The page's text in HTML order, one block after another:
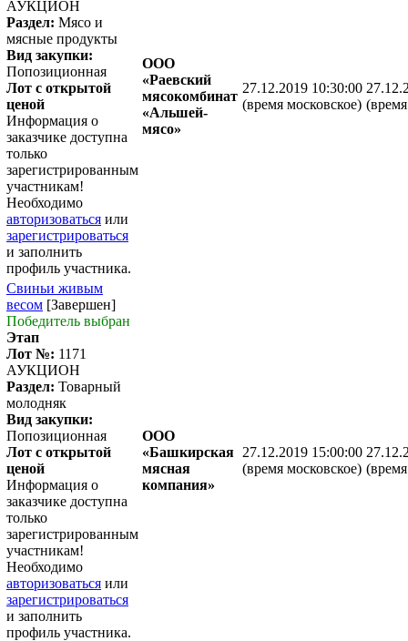
АУКЦИОН
Раздел: Мясо и
мясные продукты
Вид закупки:
Попозиционная
Лот с открытой
ценой
Информация о
заказчике доступна
только
зарегистрированным
участникам!
Необходимо
авторизоваться или
зарегистрироваться
и заполнить
профиль участника.
ООО
«Раевский
мясокомбинат
«Альшей-
мясо»
27.12.2019 10:30:00
(время московское)
Свиньи живым
весом [Завершен]
Победитель выбран
Этап
Лот №: 1171
АУКЦИОН
Раздел: Товарный
молодняк
Вид закупки:
Попозиционная
Лот с открытой
ценой
Информация о
заказчике доступна
только
зарегистрированным
участникам!
Необходимо
авторизоваться или
зарегистрироваться
и заполнить
профиль участника.
ООО
«Башкирская
мясная
компания»
27.12.2019 15:00:00
(время московское)